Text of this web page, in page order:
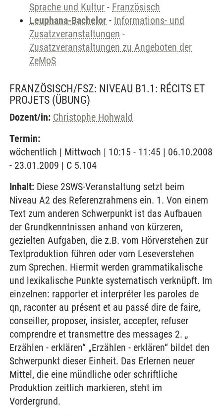
Sprache und Kultur - Französisch
Leuphana-Bachelor - Informations- und
Zusatzveranstaltungen -
Zusatzveranstaltungen zu Angeboten der
ZeMoS
FRANZÖSISCH/FSZ: NIVEAU B1.1: RÉCITS ET
PROJETS (ÜBUNG)
Dozent/in: Christophe Hohwald
Termin:
wöchentlich | Mittwoch | 10:15 - 11:45 | 06.10.2008
- 23.01.2009 | C 5.104
Inhalt: Diese 2SWS-Veranstaltung setzt beim
Niveau A2 des Referenzrahmens ein. 1. Von einem
Text zum anderen Schwerpunkt ist das Aufbauen
der Grundkenntnissen anhand von kürzeren,
gezielten Aufgaben, die z.B. vom Hörverstehen zur
Textproduktion führen oder vom Leseverstehen
zum Sprechen. Hiermit werden grammatikalische
und lexikalische Punkte systematisch verknüpft. Im
einzelnen: rapporter et interpréter les paroles de
qn, raconter au présent et au passé dire de faire,
conseiller, proposer, insister, accepter, refuser
comprendre et transmettre des messages 2. „
Erzählen - erklären“ „Erzählen - erklären“ bildet den
Schwerpunkt dieser Einheit. Das Erlernen neuer
Mittel, die eine mündliche oder schriftliche
Produktion zeitlich markieren, steht im
Vordergrund.